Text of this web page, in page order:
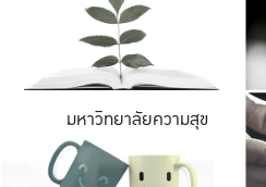
มหาวิทยาลัยความสุข